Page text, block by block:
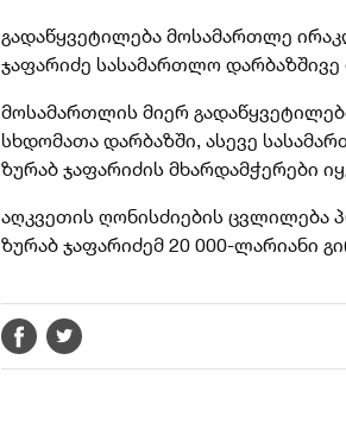
გადაწყვეტილება მოსამართლე
ჯაფარიძე სასამართლო დარბაზშივე
მოსამართლის მიერ
სხდომათა დარბაზში, ასევე
ზურაბ ჯაფარიძის მხარდამჭერები
აღკვეთის ღონისძიების ცვლილება
ზურაბ ჯაფარიძემ20 000-ლარიანი